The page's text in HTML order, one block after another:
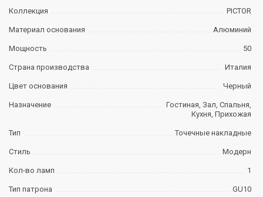
Коллекция PICTOR
Материал основания Алюминий
Мощность 50
Страна производства Италия
Цвет основания Черный
Назначение
Гостиная, Зал, Спальня,
Кухня, Прихожая
Тип Точечные накладные
Стиль Модерн
Кол-во ламп 1
Тип патрона GU10